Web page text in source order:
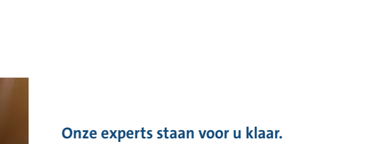
Onze experts staan voor u klaar.